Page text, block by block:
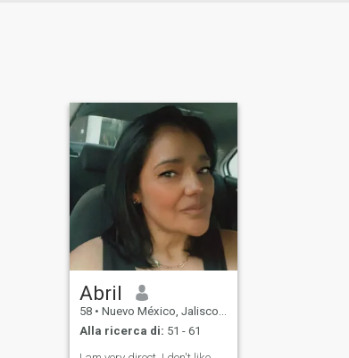
Abril
58 • Nuevo México, Jalisco, Messico
Alla ricerca di: 51 - 61